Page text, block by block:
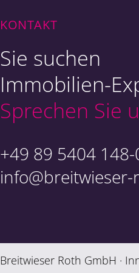
KONTAKT
Sie suchen
Immobilien-
Sprechen Sie
+49 89 5404
Breitwieser Roth GmbH ·